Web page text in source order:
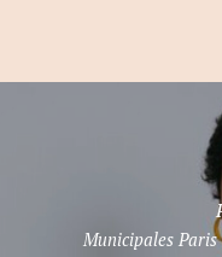
Municipales